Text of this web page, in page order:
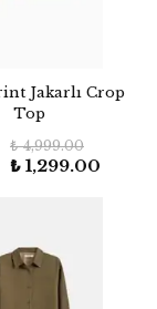
Jakarlı Crop
Top
₺ 4,999.00
₺ 1,299.00